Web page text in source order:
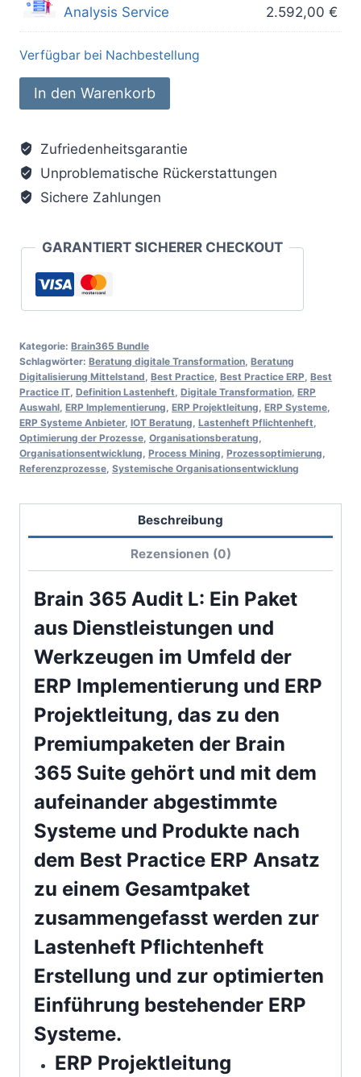
1.440,00 €
Analysis Service
Ursprünglicher
Preis
2.592,00 €
Verfügbar bei Nachbestellung
ERP
Projektleitung:
Audit
L
Menge
In den Warenkorb
Zufriedenheitsgarantie
Unproblematische Rückerstattungen
Sichere Zahlungen
GARANTIERT SICHERER CHECKOUT
Kategorie: Brain365 Bundle
Schlagwörter: Beratung digitale Transformation, Beratung
Digitalisierung Mittelstand, Best Practice, Best Practice ERP, Best
Practice IT, Definition Lastenheft, Digitale Transformation, ERP
Auswahl, ERP Implementierung, ERP Projektleitung, ERP Systeme,
ERP Systeme Anbieter, IOT Beratung, Lastenheft Pflichtenheft,
Optimierung der Prozesse, Organisationsberatung,
Organisationsentwicklung, Process Mining, Prozessoptimierung,
Referenzprozesse, Systemische Organisationsentwicklung
Beschreibung
Rezensionen (0)
Brain 365 Audit L: Ein Paket
aus Dienstleistungen und
Werkzeugen im Umfeld der
ERP Implementierung und ERP
Projektleitung, das zu den
Premiumpaketen der Brain
365 Suite gehört und mit dem
aufeinander abgestimmte
Systeme und Produkte nach
dem Best Practice ERP Ansatz
zu einem Gesamtpaket
zusammengefasst werden zur
Lastenheft Pflichtenheft
Erstellung und zur optimierten
Einführung bestehender ERP
Systeme.
ERP Projektleitung